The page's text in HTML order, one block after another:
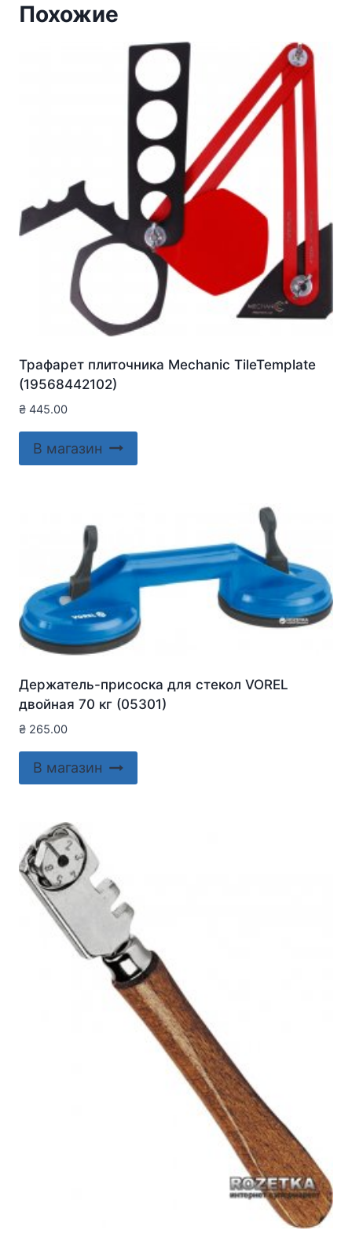
Похожие
Трафарет плиточника Mechanic TileTemplate
(19568442102)
₴ 445.00
В магазин
Держатель-присоска для стекол VOREL
двойная 70 кг (05301)
₴ 265.00
В магазин